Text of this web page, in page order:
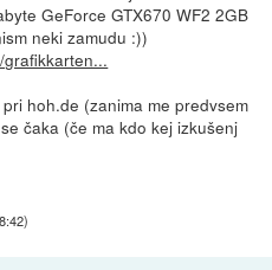
GeForce GTX670 WF2 2GB
neki zamudu :))
hoh.de (zanima me predvsem
čaka (če ma kdo kej izkušenj
)